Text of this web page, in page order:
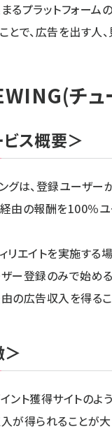
るプラットフォーム
とで、広告を出す人
チュ
ス概要＞
グは、登録ユーザ
由の報酬を100％ユ
リエイトを実施す
ー登録のみで始め
の広告収入を得るこ
ント獲得サイトの
が得られることが大